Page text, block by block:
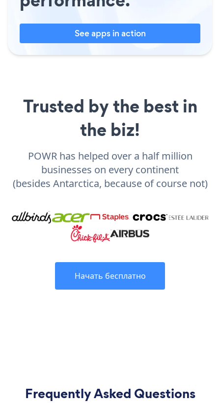
See apps in action
Trusted by the best in
the biz!
POWR has helped over a half million
businesses on every continent
(besides Antarctica, because of course not)
Начать бесплатно
Frequently Asked Questions